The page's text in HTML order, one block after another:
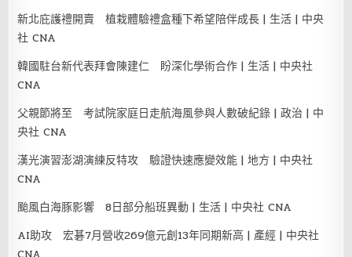
新北庇護禮開賣 植栽體驗禮盒種下希望陪伴成長 | 生活 | 中央
社 CNA
韓國駐台新代表拜會陳建仁 盼深化學術合作 | 生活 | 中央社
CNA
父親節將至 考試院家庭日走航海風參與人數破紀錄 | 政治 | 中
央社 CNA
漢光演習澎湖演練反特攻 驗證快速應變效能 | 地方 | 中央社
CNA
颱風白海豚影響 8日部分船班異動 | 生活 | 中央社 CNA
AI助攻 宏碁7月營收269億元創13年同期新高 | 產經 | 中央社